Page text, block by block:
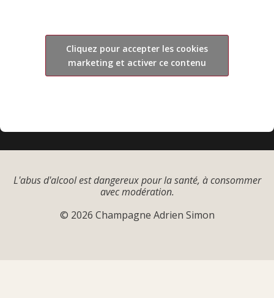
Cliquez pour accepter les cookies
marketing et activer ce contenu
L'abus d'alcool est dangereux pour la santé, à consommer
avec modération.
© 2026 Champagne Adrien Simon